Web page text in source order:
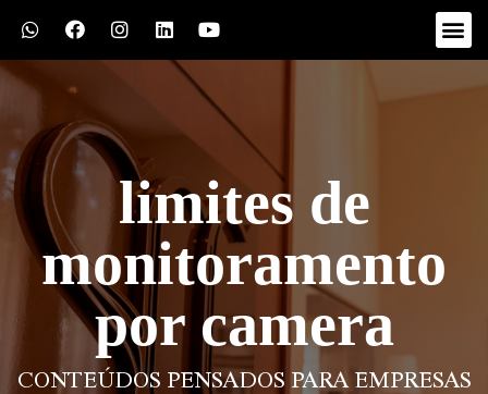
limites de
monitoramento
por camera
CONTEÚDOS PENSADOS PARA EMPRESAS